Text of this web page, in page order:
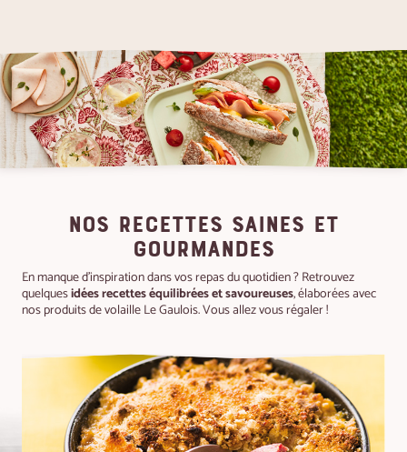
NOS RECETTES SAINES ET
GOURMANDES
En manque d'inspiration dans vos repas du quotidien ? Retrouvez
quelquesidées recettes équilibrées et savoureuses, élaborées avec
nos produits de volaille Le Gaulois. Vous allez vous régaler !